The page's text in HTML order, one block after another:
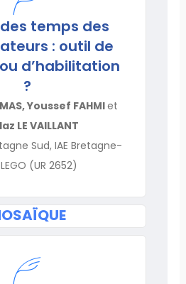
temps des
: outil de
d’habilitation
?
Youssef FAHMIet
LE VAILLANT
Sud, IAE Bretagne-
(UR 2652)